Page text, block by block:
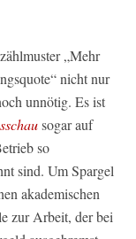
„Mehr
nicht nur
unnötig. Es ist
sogar auf
so
sind. Um Spargel
akademischen
zur Arbeit, der bei